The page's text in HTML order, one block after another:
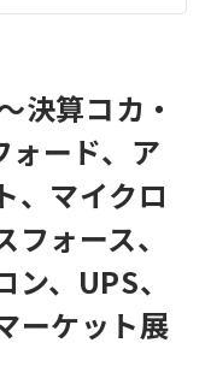
決算コカ・
ォード、ア
、マイクロ
ォース、
、UPS、
ーケット展